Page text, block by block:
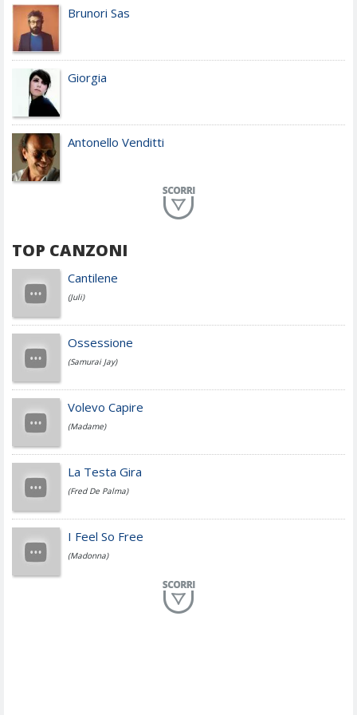
Brunori Sas
Giorgia
Antonello Venditti
Achille Lauro
Cesare Cremonini
Jovanotti
Fedez
Simone Cristicchi
TOP CANZONI
Cantilene
(Juli)
Ossessione
(Samurai Jay)
Volevo Capire
(Madame)
La Testa Gira
(Fred De Palma)
I Feel So Free
(Madonna)